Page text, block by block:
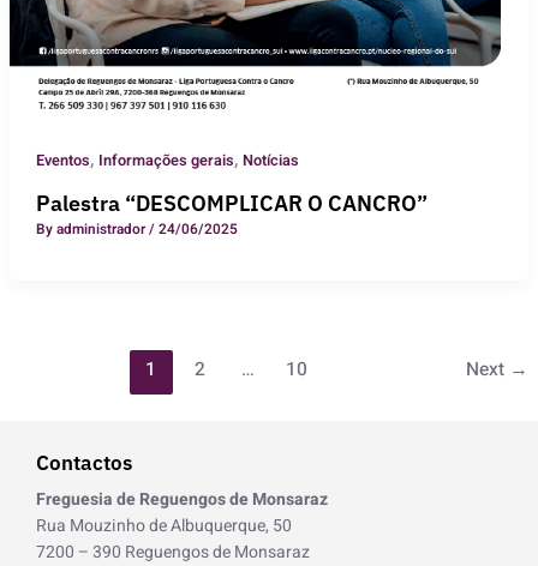
Eventos, Informações gerais, Notícias
Palestra “DESCOMPLICAR O CANCRO”
Byadministrador/24/06/2025
1 2 … 10 Next →
Contactos
Freguesia de Reguengos de Monsaraz
Rua Mouzinho de Albuquerque, 50
7200 – 390 Reguengos de Monsaraz